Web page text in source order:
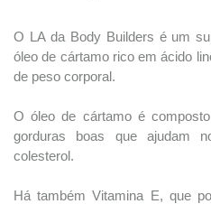
O LA da Body Builders é um
óleo de cártamo rico em ácido
de peso corporal.
O óleo de cártamo é
gorduras boas que ajudam
colesterol.
Há também Vitamina E, que